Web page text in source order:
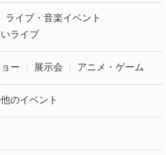
ライブ・音楽イベント
ライブ
ー 展示会 アニメ・ゲーム
のイベント